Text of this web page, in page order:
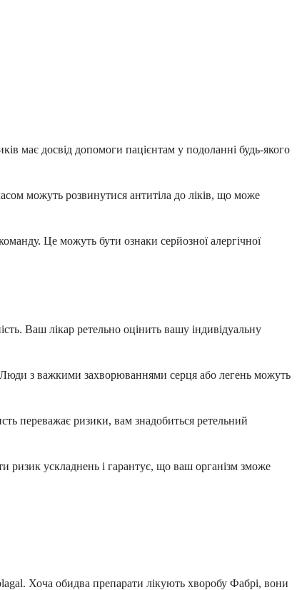
має досвід допомоги пацієнтам у подоланні будь-якого
можуть розвинутися антитіла до ліків, що може
Це можуть бути ознаки серйозної алергічної
Ваш лікар ретельно оцінить вашу індивідуальну
Люди з важкими захворюваннями серця або легень можуть
переважає ризики, вам знадобиться ретельний
ризик ускладнень і гарантує, що ваш організм зможе
Хоча обидва препарати лікують хворобу Фабрі, вони